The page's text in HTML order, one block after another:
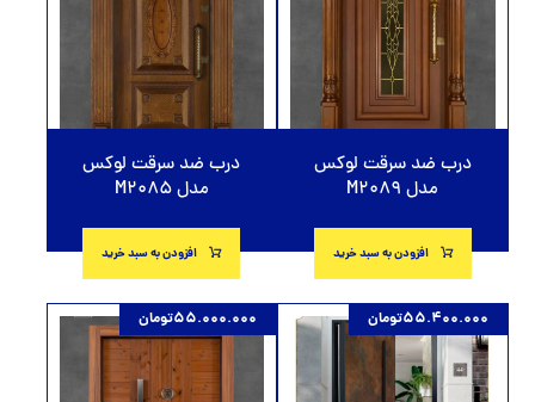
درب ضد سرقت لوکس
مدل M2089
افزودن به سبد خرید
درب ضد سرقت لوکس
مدل M2085
افزودن به سبد خرید
55.400.000تومان 55.000.000تومان